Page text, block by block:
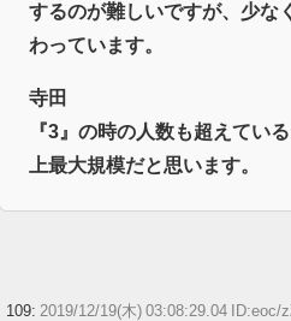
するのが難しいですが、少な
わっています。
寺田
『3』の時の人数も超えてい
上最大規模だと思います。
109: 2019/12/19(木) 03:08:29.04 ID:eoc/